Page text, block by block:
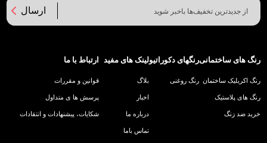
ارسال
رنگ های ساختمانی
رنگ اکریلیک ساختمان
رنگ های پلاستیک
خرید ضد زنگ
رنگهای دکوراتیو
رنگ روغنی
لینک های مفید
بلاگ
اخبار
درباره ما
تماس باما
ارتباط با ما
قوانین و مقررات
پرسش ها ی متداول
شکایات، پیشنهادات و انتقادات